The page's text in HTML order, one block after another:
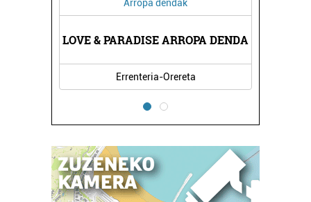
Arropa dendak
LOVE & PARADISE ARROPA DENDA
Errenteria-Orereta